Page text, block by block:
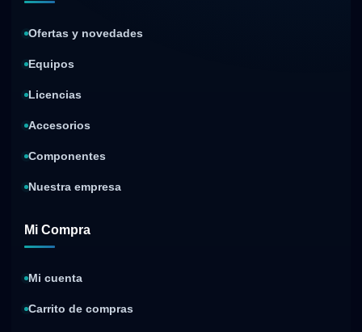
Ofertas y novedades
Equipos
Licencias
Accesorios
Componentes
Nuestra empresa
Mi Compra
Mi cuenta
Carrito de compras